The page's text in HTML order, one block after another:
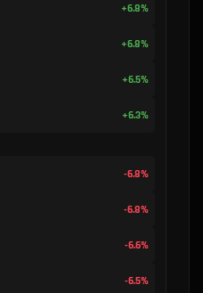
+6.8%
+6.8%
+6.5%
+6.3%
-6.8%
-6.8%
-6.6%
-6.5%